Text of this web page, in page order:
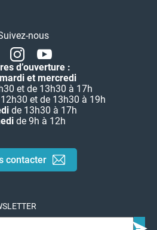
nous
InstagramYoutube
d’ouverture :
et mercredi
et de 13h30 à 17h
et de 13h30 à 19h
de 13h30 à 17h
de 9h à 12h
contacter